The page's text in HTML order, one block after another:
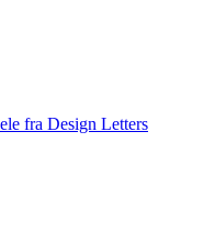
fra Design Letters